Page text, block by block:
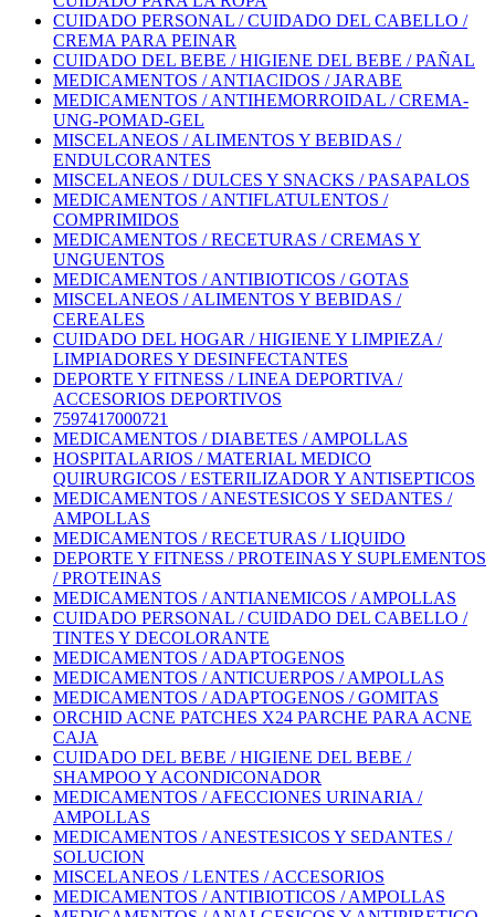
CUIDADO PERSONAL / CUIDADO DEL CABELLO /
CREMA PARA PEINAR
CUIDADO DEL BEBE / HIGIENE DEL BEBE / PAÑAL
MEDICAMENTOS / ANTIACIDOS / JARABE
MEDICAMENTOS / ANTIHEMORROIDAL / CREMA-
UNG-POMAD-GEL
MISCELANEOS / ALIMENTOS Y BEBIDAS /
ENDULCORANTES
MISCELANEOS / DULCES Y SNACKS / PASAPALOS
MEDICAMENTOS / ANTIFLATULENTOS /
COMPRIMIDOS
MEDICAMENTOS / RECETURAS / CREMAS Y
UNGUENTOS
MEDICAMENTOS / ANTIBIOTICOS / GOTAS
MISCELANEOS / ALIMENTOS Y BEBIDAS /
CEREALES
CUIDADO DEL HOGAR / HIGIENE Y LIMPIEZA /
LIMPIADORES Y DESINFECTANTES
DEPORTE Y FITNESS / LINEA DEPORTIVA /
ACCESORIOS DEPORTIVOS
7597417000721
MEDICAMENTOS / DIABETES / AMPOLLAS
HOSPITALARIOS / MATERIAL MEDICO
QUIRURGICOS / ESTERILIZADOR Y ANTISEPTICOS
MEDICAMENTOS / ANESTESICOS Y SEDANTES /
AMPOLLAS
MEDICAMENTOS / RECETURAS / LIQUIDO
DEPORTE Y FITNESS / PROTEINAS Y SUPLEMENTOS
/ PROTEINAS
MEDICAMENTOS / ANTIANEMICOS / AMPOLLAS
CUIDADO PERSONAL / CUIDADO DEL CABELLO /
TINTES Y DECOLORANTE
MEDICAMENTOS / ADAPTOGENOS
MEDICAMENTOS / ANTICUERPOS / AMPOLLAS
MEDICAMENTOS / ADAPTOGENOS / GOMITAS
ORCHID ACNE PATCHES X24 PARCHE PARA ACNE
CAJA
CUIDADO DEL BEBE / HIGIENE DEL BEBE /
SHAMPOO Y ACONDICONADOR
MEDICAMENTOS / AFECCIONES URINARIA /
AMPOLLAS
MEDICAMENTOS / ANESTESICOS Y SEDANTES /
SOLUCION
MISCELANEOS / LENTES / ACCESORIOS
MEDICAMENTOS / ANTIBIOTICOS / AMPOLLAS